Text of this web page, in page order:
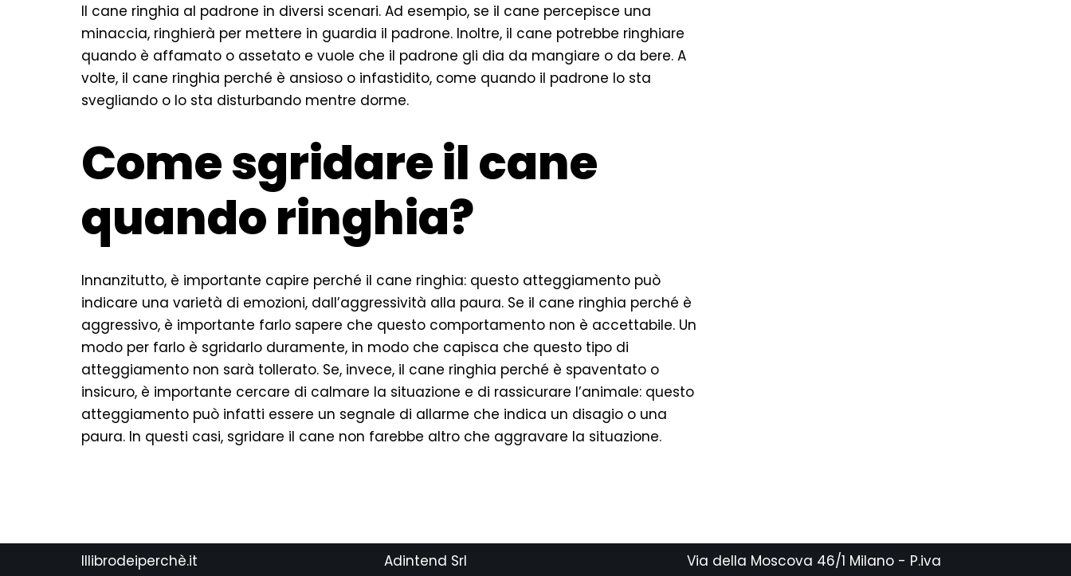
Il cane ringhia al padrone in diversi scenari. Ad esempio, se il cane percepisce una
minaccia, ringhierà per mettere in guardia il padrone. Inoltre, il cane potrebbe ringhiare
quando è affamato o assetato e vuole che il padrone gli dia da mangiare o da bere. A
volte, il cane ringhia perché è ansioso o infastidito, come quando il padrone lo sta
svegliando o lo sta disturbando mentre dorme.
Come sgridare il cane
quando ringhia?
Innanzitutto, è importante capire perché il cane ringhia: questo atteggiamento può
indicare una varietà di emozioni, dall’aggressività alla paura. Se il cane ringhia perché è
aggressivo, è importante farlo sapere che questo comportamento non è accettabile. Un
modo per farlo è sgridarlo duramente, in modo che capisca che questo tipo di
atteggiamento non sarà tollerato. Se, invece, il cane ringhia perché è spaventato o
insicuro, è importante cercare di calmare la situazione e di rassicurare l’animale: questo
atteggiamento può infatti essere un segnale di allarme che indica un disagio o una
paura. In questi casi, sgridare il cane non farebbe altro che aggravare la situazione.
Illibrodeiperchè.it Adintend Srl
Via della Moscova 46/1 Milano - P.iva